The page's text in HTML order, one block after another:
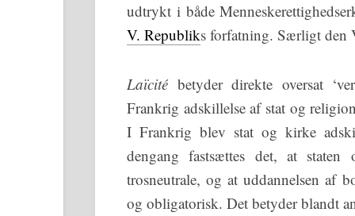
udtrykt i både
V. Republiks forfatning. Særligt den
Laïcité betyder direkte oversat
Frankrig adskillelse af stat og
I Frankrig blev stat og kirke
dengang fastsættes det, at
trosneutrale, og at uddannelsen af
og obligatorisk. Det betyder blandt